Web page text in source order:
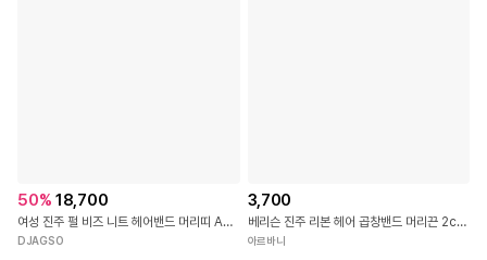
50% 18,700
여성 진주 펄 비즈 니트 헤어밴드 머리띠 ACC
DJAGSO
3,700
베리슨 진주 리본 헤어 곱창밴드 머리끈 2colors
아르바니